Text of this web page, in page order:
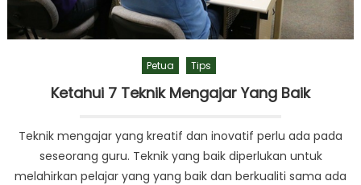
Petua Tips
Ketahui 7 Teknik Mengajar Yang Baik
Teknik mengajar yang kreatif dan inovatif perlu ada pada
seseorang guru. Teknik yang baik diperlukan untuk
melahirkan pelajar yang yang baik dan berkualiti sama ada